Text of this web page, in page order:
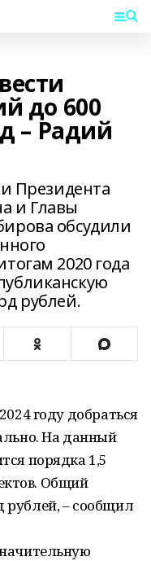
до 600
– Радий
Президента
и Главы
обсудили
2020 года
рублей.
году добраться
На данный
порядка 1,5
Общий
рублей, – сообщил